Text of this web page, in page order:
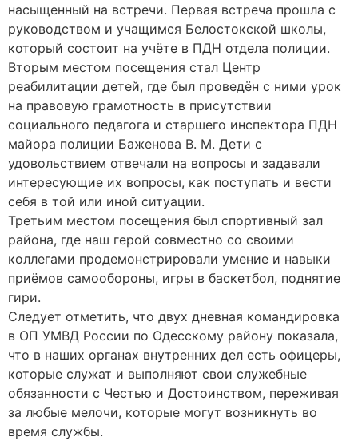
насыщенный на встречи. Первая встреча прошла с
руководством и учащимся Белостокской школы,
который состоит на учёте в ПДН отдела полиции.
Вторым местом посещения стал Центр
реабилитации детей, где был проведён с ними урок
на правовую грамотность в присутствии
социального педагога и старшего инспектора ПДН
майора полиции Баженова В. М. Дети с
удовольствием отвечали на вопросы и задавали
интересующие их вопросы, как поступать и вести
себя в той или иной ситуации.
Третьим местом посещения был спортивный зал
района, где наш герой совместно со своими
коллегами продемонстрировали умение и навыки
приёмов самообороны, игры в баскетбол, поднятие
гири.
Следует отметить, что двух дневная командировка
в ОП УМВД России по Одесскому району показала,
что в наших органах внутренних дел есть офицеры,
которые служат и выполняют свои служебные
обязанности с Честью и Достоинством, переживая
за любые мелочи, которые могут возникнуть во
время службы.